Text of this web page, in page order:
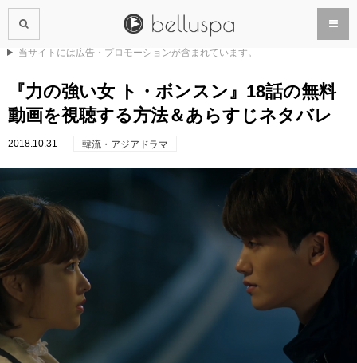
当サイトには広告・プロモーションが含まれています。
『力の強い女 ト・ボンスン』18話の無料
動画を視聴する方法＆あらすじネタバレ
2018.10.31 韓流・アジアドラマ